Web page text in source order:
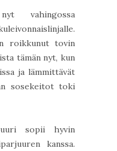
vahingossa
roikkunut tovin
tämän nyt, kun
ja lämmittävät
sosekeitot toki
sopii hyvin
kanssa.